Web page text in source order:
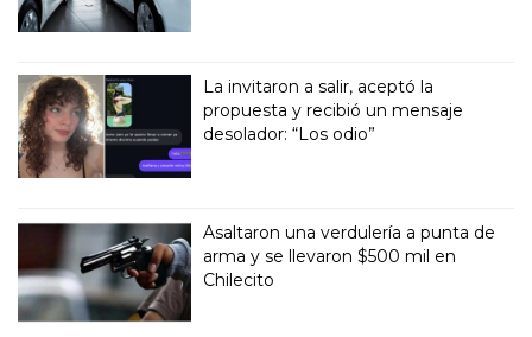
La invitaron a salir, aceptó la
propuesta y recibió un mensaje
desolador: “Los odio”
Asaltaron una verdulería a punta de
arma y se llevaron $500 mil en
Chilecito